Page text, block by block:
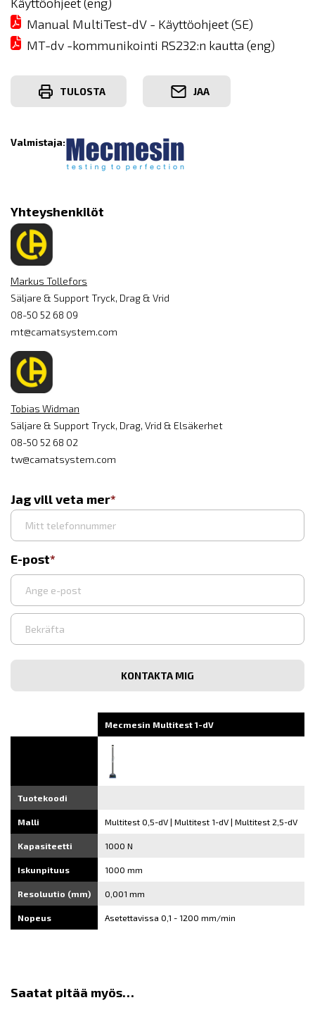
Manual MultiTest-dV - Käyttöohjeet (SE)
MT-dv -kommunikointi RS232:n kautta (eng)
TULOSTA JAA
Valmistaja:
Yhteyshenkilöt
Markus Tollefors
Säljare & Support Tryck, Drag & Vrid
08-50 52 68 09
mt@camatsystem.com
Tobias Widman
Säljare & Support Tryck, Drag, Vrid & Elsäkerhet
08-50 52 68 02
tw@camatsystem.com
Jag vill veta mer
E-post
Syötä
sähköpostiosoite
Vahvista
Mecmesin Multitest 1-dV
Tuotekoodi
Malli Multitest 0,5-dV | Multitest 1-dV | Multitest 2,5-dV
Kapasiteetti 1000 N
Iskunpituus 1000 mm
Resoluutio (mm) 0,001 mm
Nopeus Asetettavissa 0,1 - 1200 mm/min
Saatat pitää myös…